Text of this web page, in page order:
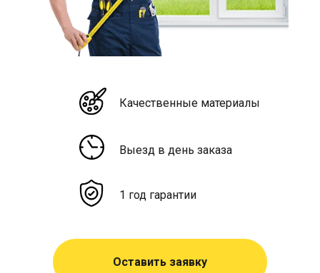
Выезд в день заказа
Качественные материалы
1 год гарантии
Оставить заявку